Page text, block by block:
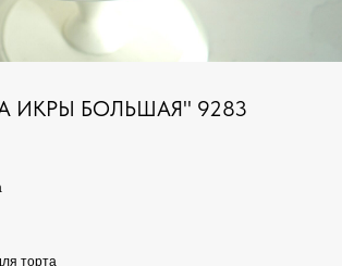
ИКРЫ БОЛЬШАЯ" 9283
торта